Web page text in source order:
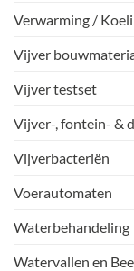
Verwarming /
Vijver
Vijver testset
Vijver-, fontein- &
Vijverbacteriën
Voerautomaten
Waterbehandeling
Watervallen en